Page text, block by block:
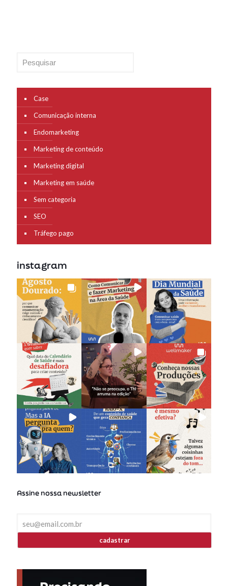
Pesquisar
Case
Comunicação interna
Endomarketing
Marketing de conteúdo
Marketing digital
Marketing em saúde
Sem categoria
SEO
Tráfego pago
instagram
Assine nossa newsletter
cadastrar